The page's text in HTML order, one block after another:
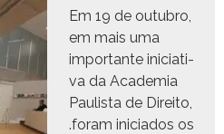
Em 19 de out­ubro,
em mais uma
impor­tante ini­cia­ti­
va da Acad­e­mia
Paulista de Dire­ito,
.foram ini­ci­a­dos os